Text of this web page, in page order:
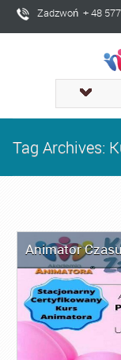
Zadzwoń + 48
Tag Archives:
Animator